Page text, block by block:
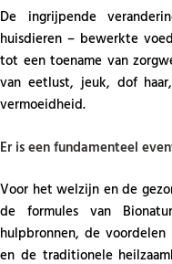
De ingrijpende
huisdieren – bewerkte
tot een toename van
van eetlust, jeuk, dof
vermoeidheid.
Er is een fundamenteel
Voor het welzijn en de
de formules van
hulpbronnen, de
en de traditionele